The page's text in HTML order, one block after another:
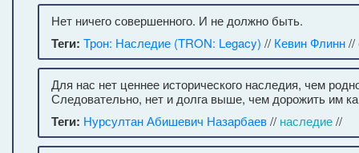
Нет ничего совершенного. И не должно быть.
Теги: Трон: Наследие (TRON: Legacy) // Кевин Флинн//
Для нас нет ценнее исторического наследия, чем
Следовательно, нет и долга выше, чем дорожить им
Теги: Нурсултан Абишевич Назарбаев// наследие//